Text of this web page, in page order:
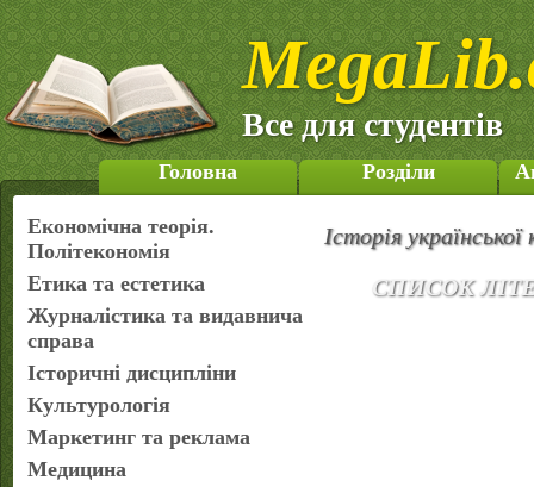
Все для студентів
Головна Розділи
Економічна теорія.
Політекономія
Етика та естетика
Журналістика та видавнича
справа
Історичні дисципліни
Культурологія
Маркетинг та реклама
Медицина
Історія української
СПИСОК